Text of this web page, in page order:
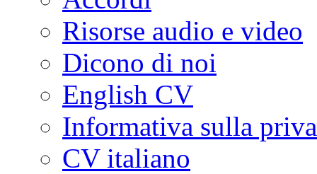
Risorse audio e video
Dicono di noi
English CV
Informativa sulla
CV italiano